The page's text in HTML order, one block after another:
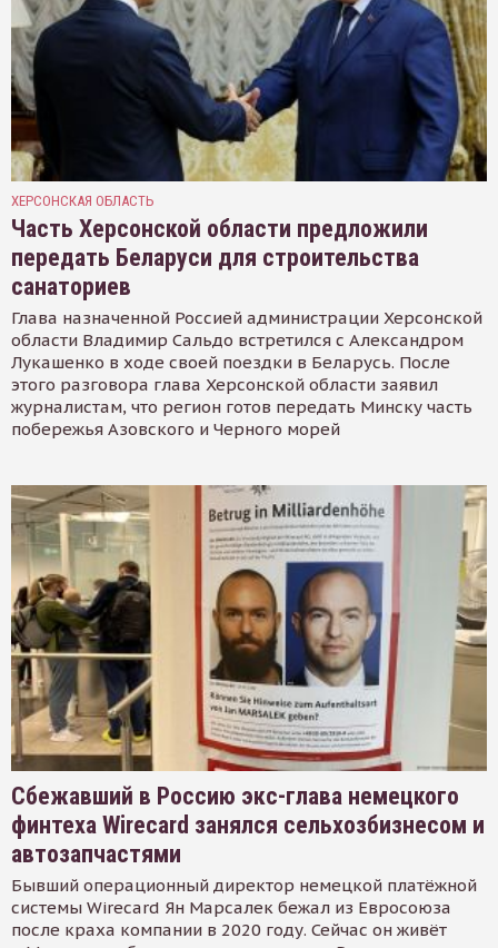
ХЕРСОНСКАЯ ОБЛАСТЬ
Часть Херсонской области предложили
передать Беларуси для строительства
санаториев
Глава назначенной Россией администрации Херсонской
области Владимир Сальдо встретился с Александром
Лукашенко в ходе своей поездки в Беларусь. После
этого разговора глава Херсонской области заявил
журналистам, что регион готов передать Минску часть
побережья Азовского и Черного морей
Сбежавший в Россию экс-глава немецкого
финтеха Wirecard занялся сельхозбизнесом и
автозапчастями
Бывший операционный директор немецкой платёжной
системы Wirecard Ян Марсалек бежал из Евросоюза
после краха компании в 2020 году. Сейчас он живёт